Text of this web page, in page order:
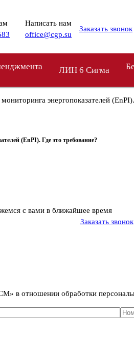
Написать нам
office@cgp.su
Заказать звонок
ЛИН 6 Сигма
энергопоказателей
(EnPI). Где это требование?
с вами в ближайшее время
Заказать звонок
в отношении обработки